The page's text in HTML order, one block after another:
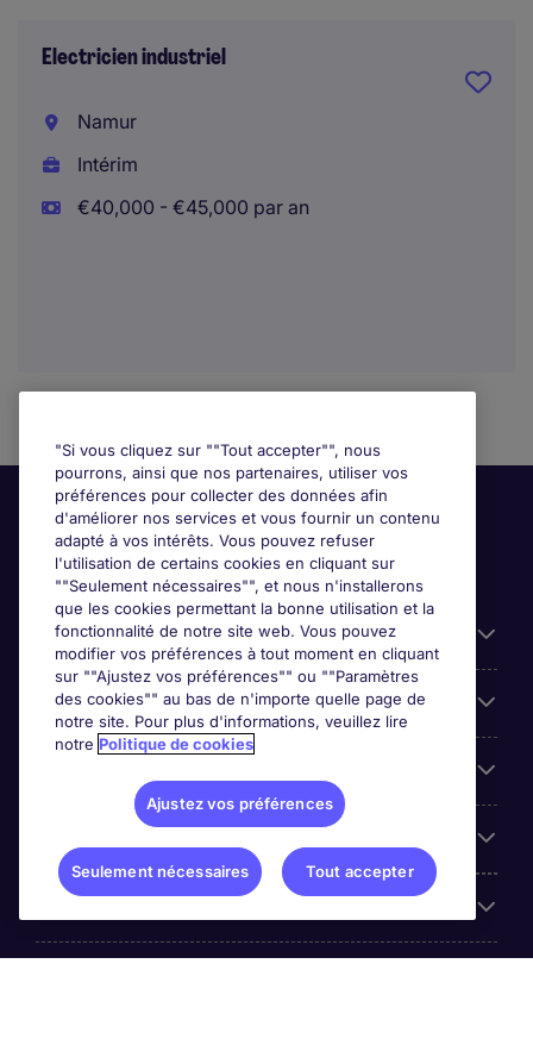
Electricien industriel
Namur
Intérim
€40,000 - €45,000 par an
Liens utiles
Prix
"Si vous cliquez sur ""Tout accepter"", nous
pourrons, ainsi que nos partenaires, utiliser vos
préférences pour collecter des données afin
d'améliorer nos services et vous fournir un contenu
adapté à vos intérêts. Vous pouvez refuser
l'utilisation de certains cookies en cliquant sur
""Seulement nécessaires"", et nous n'installerons
que les cookies permettant la bonne utilisation et la
fonctionnalité de notre site web. Vous pouvez
modifier vos préférences à tout moment en cliquant
sur ""Ajustez vos préférences"" ou ""Paramètres
des cookies"" au bas de n'importe quelle page de
notre site. Pour plus d'informations, veuillez lire
notre Politique de cookies
Ajustez vos préférences
Seulement nécessaires Tout accepter